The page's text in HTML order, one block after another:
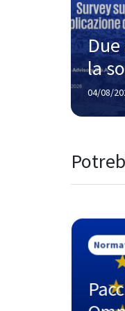
la
04/08/